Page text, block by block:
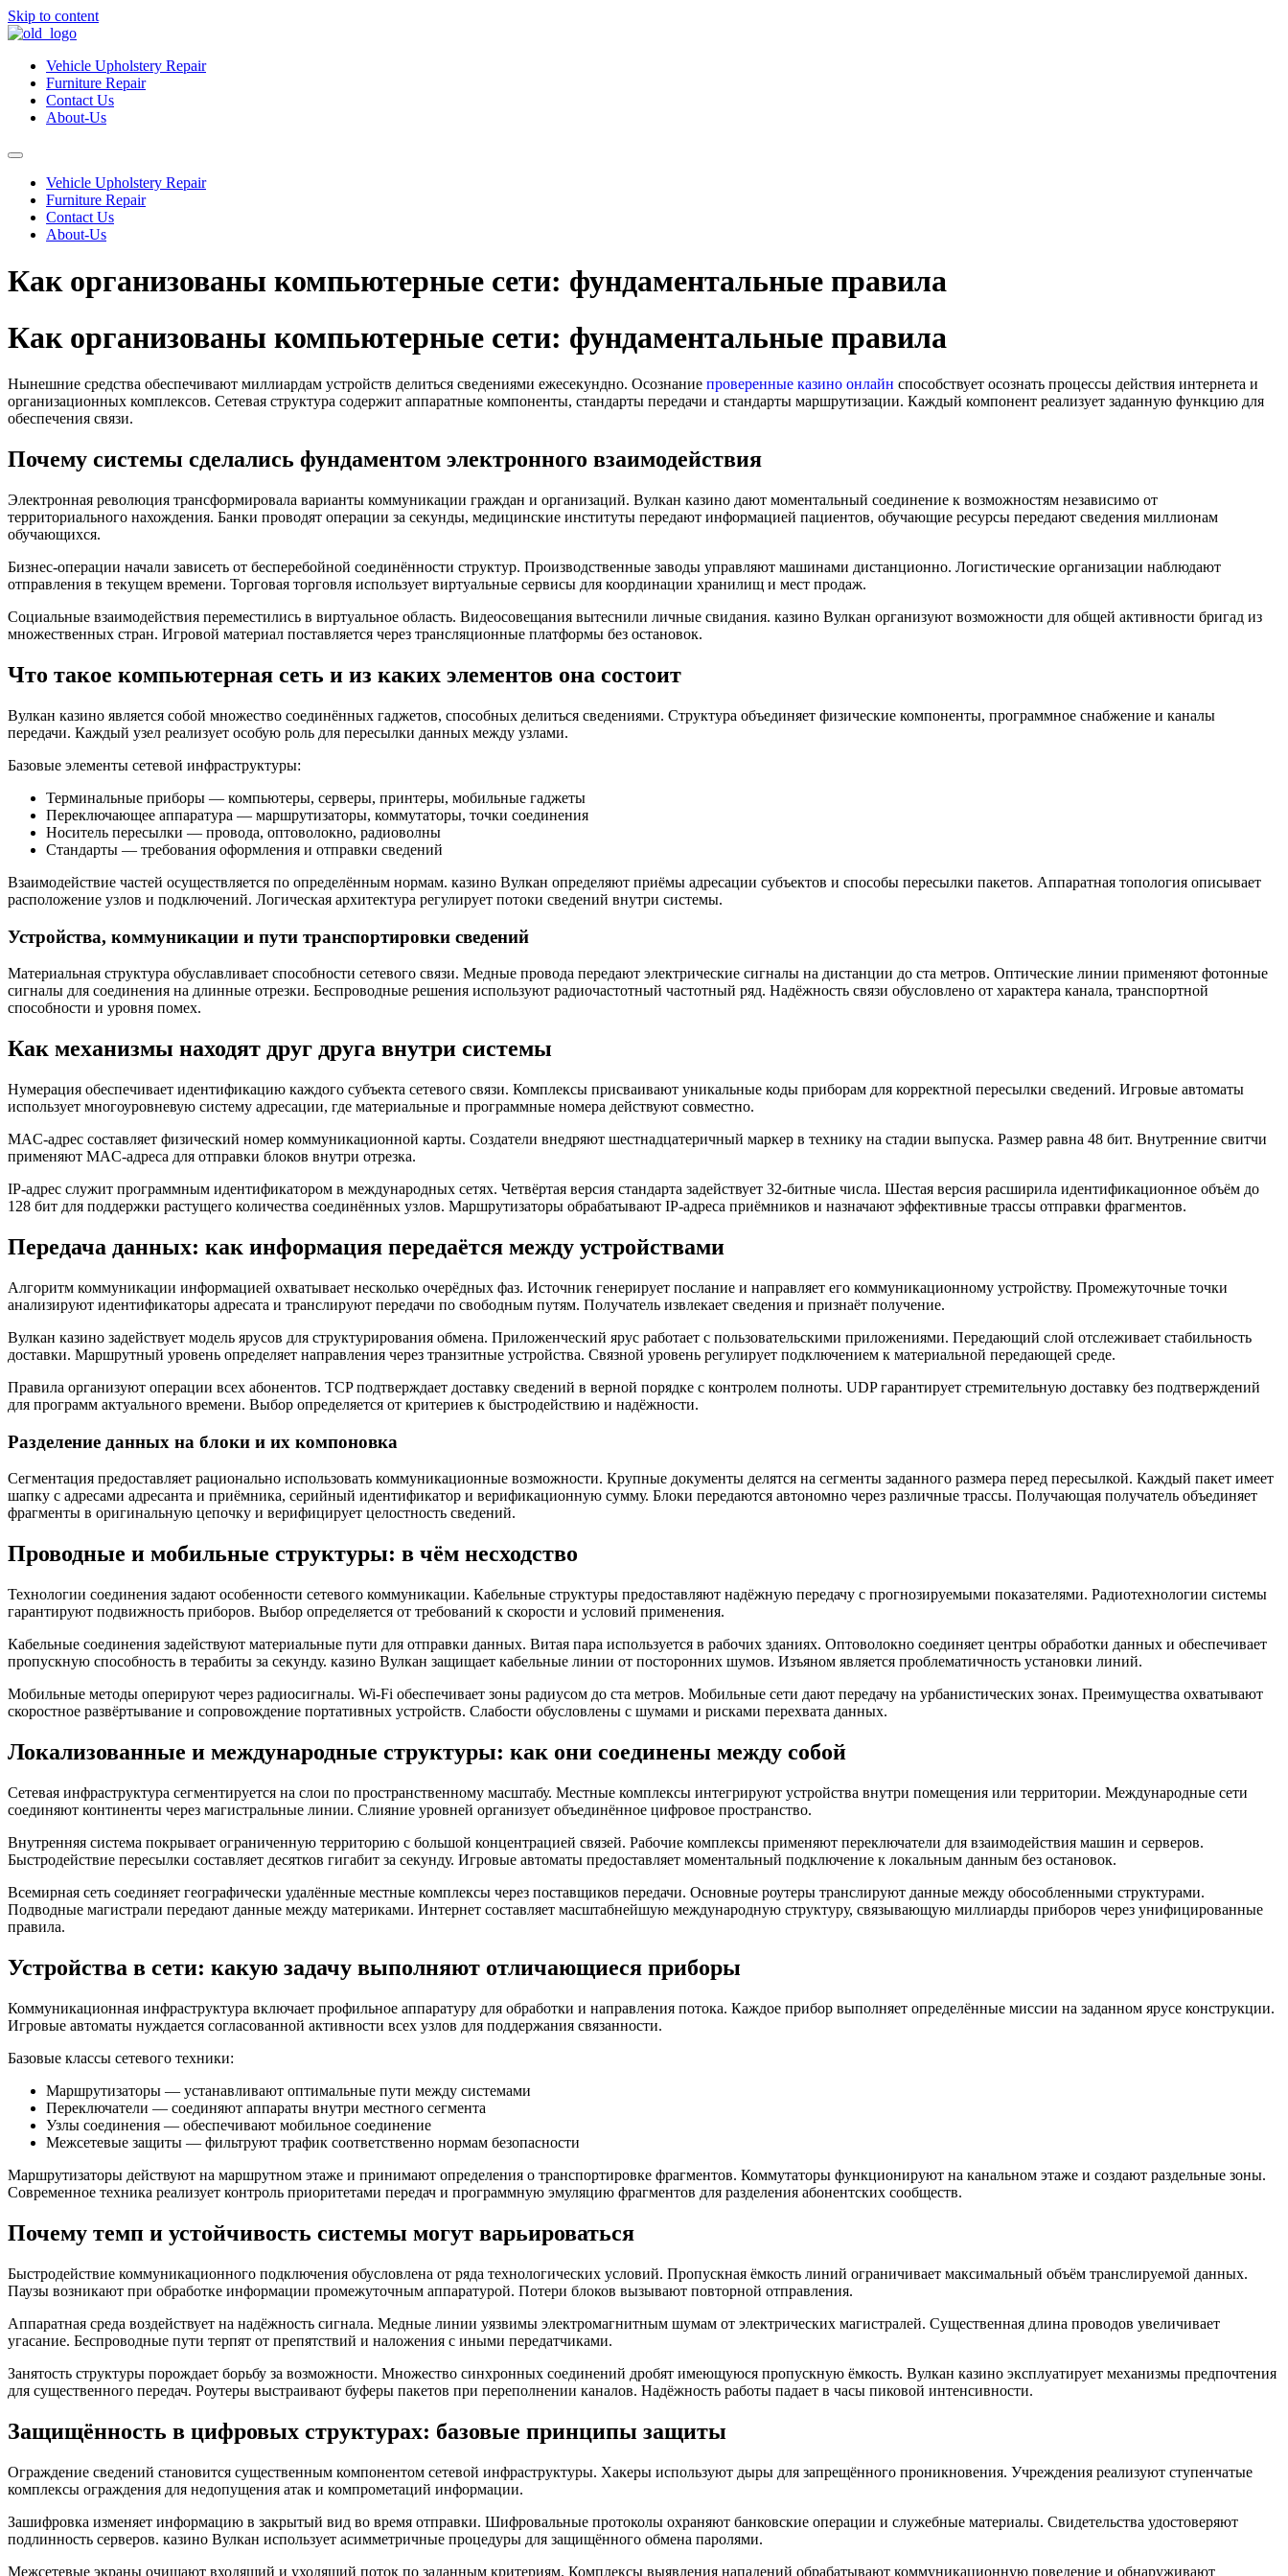
Skip to content
Vehicle Upholstery Repair
Furniture Repair
Contact Us
About-Us
Vehicle Upholstery Repair
Furniture Repair
Contact Us
About-Us
Как организованы компьютерные сети: фундаментальные правила
Как организованы компьютерные сети: фундаментальные правила
Нынешние средства обеспечивают миллиардам устройств делиться сведениями ежесекундно. Осознание проверенные казино онлайн способствует осознать процессы действия интернета и
организационных комплексов. Сетевая структура содержит аппаратные компоненты, стандарты передачи и стандарты маршрутизации. Каждый компонент реализует заданную функцию для
обеспечения связи.
Почему системы сделались фундаментом электронного взаимодействия
Электронная революция трансформировала варианты коммуникации граждан и организаций. Вулкан казино дают моментальный соединение к возможностям независимо от
территориального нахождения. Банки проводят операции за секунды, медицинские институты передают информацией пациентов, обучающие ресурсы передают сведения миллионам
обучающихся.
Бизнес-операции начали зависеть от бесперебойной соединённости структур. Производственные заводы управляют машинами дистанционно. Логистические организации наблюдают
отправления в текущем времени. Торговая торговля использует виртуальные сервисы для координации хранилищ и мест продаж.
Социальные взаимодействия переместились в виртуальное область. Видеосовещания вытеснили личные свидания. казино Вулкан организуют возможности для общей активности бригад из
множественных стран. Игровой материал поставляется через трансляционные платформы без остановок.
Что такое компьютерная сеть и из каких элементов она состоит
Вулкан казино является собой множество соединённых гаджетов, способных делиться сведениями. Структура объединяет физические компоненты, программное снабжение и каналы
передачи. Каждый узел реализует особую роль для пересылки данных между узлами.
Базовые элементы сетевой инфраструктуры:
Терминальные приборы — компьютеры, серверы, принтеры, мобильные гаджеты
Переключающее аппаратура — маршрутизаторы, коммутаторы, точки соединения
Носитель пересылки — провода, оптоволокно, радиоволны
Стандарты — требования оформления и отправки сведений
Взаимодействие частей осуществляется по определённым нормам. казино Вулкан определяют приёмы адресации субъектов и способы пересылки пакетов. Аппаратная топология описывает
расположение узлов и подключений. Логическая архитектура регулирует потоки сведений внутри системы.
Устройства, коммуникации и пути транспортировки сведений
Материальная структура обуславливает способности сетевого связи. Медные провода передают электрические сигналы на дистанции до ста метров. Оптические линии применяют фотонные
сигналы для соединения на длинные отрезки. Беспроводные решения используют радиочастотный частотный ряд. Надёжность связи обусловлено от характера канала, транспортной
способности и уровня помех.
Как механизмы находят друг друга внутри системы
Нумерация обеспечивает идентификацию каждого субъекта сетевого связи. Комплексы присваивают уникальные коды приборам для корректной пересылки сведений. Игровые автоматы
использует многоуровневую систему адресации, где материальные и программные номера действуют совместно.
MAC-адрес составляет физический номер коммуникационной карты. Создатели внедряют шестнадцатеричный маркер в технику на стадии выпуска. Размер равна 48 бит. Внутренние свитчи
применяют MAC-адреса для отправки блоков внутри отрезка.
IP-адрес служит программным идентификатором в международных сетях. Четвёртая версия стандарта задействует 32-битные числа. Шестая версия расширила идентификационное объём до
128 бит для поддержки растущего количества соединённых узлов. Маршрутизаторы обрабатывают IP-адреса приёмников и назначают эффективные трассы отправки фрагментов.
Передача данных: как информация передаётся между устройствами
Алгоритм коммуникации информацией охватывает несколько очерёдных фаз. Источник генерирует послание и направляет его коммуникационному устройству. Промежуточные точки
анализируют идентификаторы адресата и транслируют передачи по свободным путям. Получатель извлекает сведения и признаёт получение.
Вулкан казино задействует модель ярусов для структурирования обмена. Приложенческий ярус работает с пользовательскими приложениями. Передающий слой отслеживает стабильность
доставки. Маршрутный уровень определяет направления через транзитные устройства. Связной уровень регулирует подключением к материальной передающей среде.
Правила организуют операции всех абонентов. TCP подтверждает доставку сведений в верной порядке с контролем полноты. UDP гарантирует стремительную доставку без подтверждений
для программ актуального времени. Выбор определяется от критериев к быстродействию и надёжности.
Разделение данных на блоки и их компоновка
Сегментация предоставляет рационально использовать коммуникационные возможности. Крупные документы делятся на сегменты заданного размера перед пересылкой. Каждый пакет имеет
шапку с адресами адресанта и приёмника, серийный идентификатор и верификационную сумму. Блоки передаются автономно через различные трассы. Получающая получатель объединяет
фрагменты в оригинальную цепочку и верифицирует целостность сведений.
Проводные и мобильные структуры: в чём несходство
Технологии соединения задают особенности сетевого коммуникации. Кабельные структуры предоставляют надёжную передачу с прогнозируемыми показателями. Радиотехнологии системы
гарантируют подвижность приборов. Выбор определяется от требований к скорости и условий применения.
Кабельные соединения задействуют материальные пути для отправки данных. Витая пара используется в рабочих зданиях. Оптоволокно соединяет центры обработки данных и обеспечивает
пропускную способность в терабиты за секунду. казино Вулкан защищает кабельные линии от посторонних шумов. Изъяном является проблематичность установки линий.
Мобильные методы оперируют через радиосигналы. Wi-Fi обеспечивает зоны радиусом до ста метров. Мобильные сети дают передачу на урбанистических зонах. Преимущества охватывают
скоростное развёртывание и сопровождение портативных устройств. Слабости обусловлены с шумами и рисками перехвата данных.
Локализованные и международные структуры: как они соединены между собой
Сетевая инфраструктура сегментируется на слои по пространственному масштабу. Местные комплексы интегрируют устройства внутри помещения или территории. Международные сети
соединяют континенты через магистральные линии. Слияние уровней организует объединённое цифровое пространство.
Внутренняя система покрывает ограниченную территорию с большой концентрацией связей. Рабочие комплексы применяют переключатели для взаимодействия машин и серверов.
Быстродействие пересылки составляет десятков гигабит за секунду. Игровые автоматы предоставляет моментальный подключение к локальным данным без остановок.
Всемирная сеть соединяет географически удалённые местные комплексы через поставщиков передачи. Основные роутеры транслируют данные между обособленными структурами.
Подводные магистрали передают данные между материками. Интернет составляет масштабнейшую международную структуру, связывающую миллиарды приборов через унифицированные
правила.
Устройства в сети: какую задачу выполняют отличающиеся приборы
Коммуникационная инфраструктура включает профильное аппаратуру для обработки и направления потока. Каждое прибор выполняет определённые миссии на заданном ярусе конструкции.
Игровые автоматы нуждается согласованной активности всех узлов для поддержания связанности.
Базовые классы сетевого техники:
Маршрутизаторы — устанавливают оптимальные пути между системами
Переключатели — соединяют аппараты внутри местного сегмента
Узлы соединения — обеспечивают мобильное соединение
Межсетевые защиты — фильтруют трафик соответственно нормам безопасности
Маршрутизаторы действуют на маршрутном этаже и принимают определения о транспортировке фрагментов. Коммутаторы функционируют на канальном этаже и создают раздельные зоны.
Современное техника реализует контроль приоритетами передач и программную эмуляцию фрагментов для разделения абонентских сообществ.
Почему темп и устойчивость системы могут варьироваться
Быстродействие коммуникационного подключения обусловлена от ряда технологических условий. Пропускная ёмкость линий ограничивает максимальный объём транслируемой данных.
Паузы возникают при обработке информации промежуточным аппаратурой. Потери блоков вызывают повторной отправления.
Аппаратная среда воздействует на надёжность сигнала. Медные линии уязвимы электромагнитным шумам от электрических магистралей. Существенная длина проводов увеличивает
угасание. Беспроводные пути терпят от препятствий и наложения с иными передатчиками.
Занятость структуры порождает борьбу за возможности. Множество синхронных соединений дробят имеющуюся пропускную ёмкость. Вулкан казино эксплуатирует механизмы предпочтения
для существенного передач. Роутеры выстраивают буферы пакетов при переполнении каналов. Надёжность работы падает в часы пиковой интенсивности.
Защищённость в цифровых структурах: базовые принципы защиты
Ограждение сведений становится существенным компонентом сетевой инфраструктуры. Хакеры используют дыры для запрещённого проникновения. Учреждения реализуют ступенчатые
комплексы ограждения для недопущения атак и компрометаций информации.
Зашифровка изменяет информацию в закрытый вид во время отправки. Шифровальные протоколы охраняют банковские операции и служебные материалы. Свидетельства удостоверяют
подлинность серверов. казино Вулкан использует асимметричные процедуры для защищённого обмена паролями.
Межсетевые экраны очищают входящий и уходящий поток по заданным критериям. Комплексы выявления нападений обрабатывают коммуникационную поведение и обнаруживают